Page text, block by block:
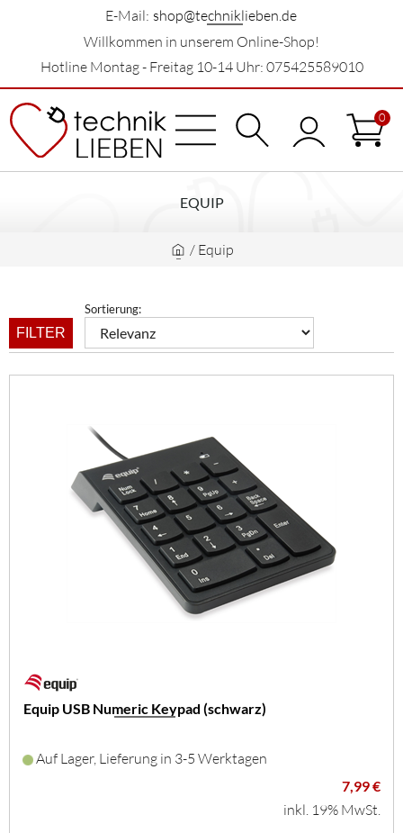
E-Mail: shop@techniklieben.de
Willkommen in unserem Online-Shop!
Hotline Montag - Freitag 10-14 Uhr: 075425589010
0
EQUIP
/ Equip
FILTER
Sortierung:
Equip USB Numeric Keypad (schwarz)
Auf Lager, Lieferung in 3-5 Werktagen
7,99 €
inkl. 19% MwSt.